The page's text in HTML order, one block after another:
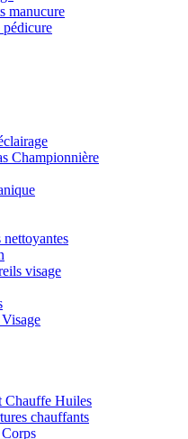
manucure
pédicure
Championnière
nettoyantes
visage
Chauffe Huiles
chauffants